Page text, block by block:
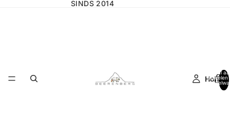
SINDS 2014
Home
Totaal
artikelen